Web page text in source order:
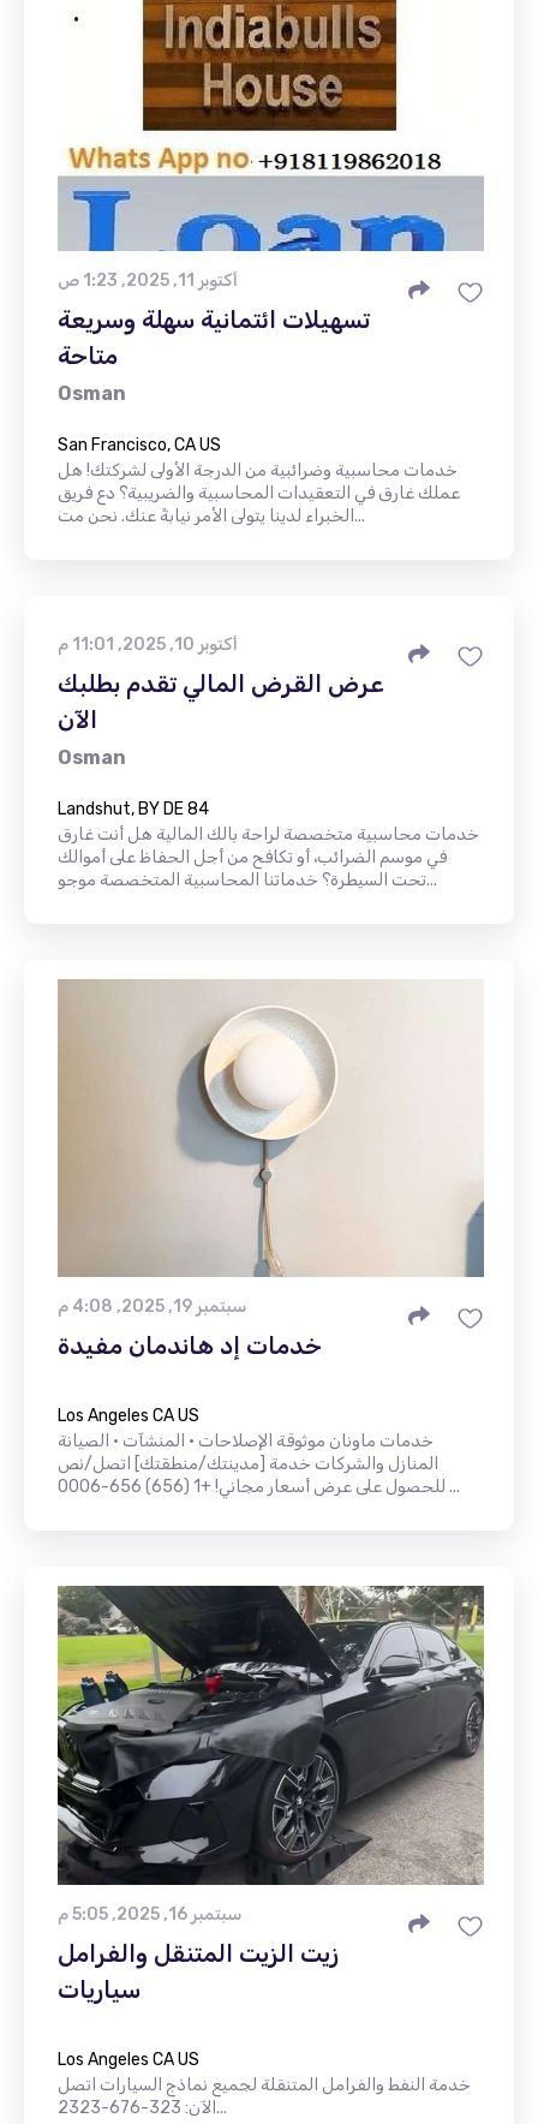
أكتوبر 11, 2025, 1:23 ص
تسهيلات ائتمانية سهلة وسريعة
متاحة
Osman
San Francisco, CA US
خدمات محاسبية وضرائبية من الدرجة الأولى لشركتك! هل
عملك غارق في التعقيدات المحاسبية والضريبية؟ دع فريق
الخبراء لدينا يتولى الأمر نيابةً عنك. نحن مت...
أكتوبر 10, 2025, 11:01 م
عرض القرض المالي تقدم بطلبك
الآن
Osman
Landshut, BY DE 84
خدمات محاسبية متخصصة لراحة بالك المالية هل أنت غارق
في موسم الضرائب، أو تكافح من أجل الحفاظ على أموالك
تحت السيطرة؟ خدماتنا المحاسبية المتخصصة موجو...
سبتمبر 19, 2025, 4:08 م
خدمات إد هاندمان مفيدة
Los Angeles CA US
خدمات ماونان موثوقة الإصلاحات • المنشآت • الصيانة
المنازل والشركات خدمة [مدينتك/منطقتك] اتصل/نص
للحصول على عرض أسعار مجاني! +1 (656) 656-0006 ...
سبتمبر 16, 2025, 5:05 م
زيت الزيت المتنقل والفرامل
سياريات
Los Angeles CA US
خدمة النفط والفرامل المتنقلة لجميع نماذج السيارات اتصل
الآن: 323-676-2323...